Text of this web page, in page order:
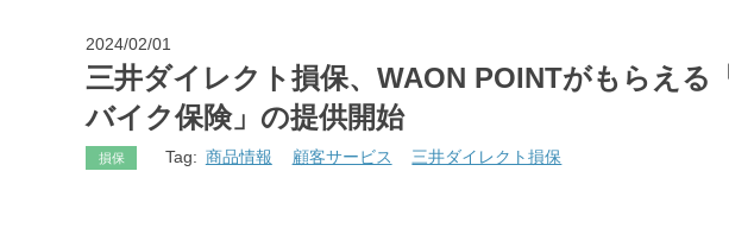
2024/02/01
三井ダイレクト損保、WAON POINTがもらえ
バイク保険」の提供開始
損保 Tag: 商品情報 顧客サービス 三井ダイレクト損保